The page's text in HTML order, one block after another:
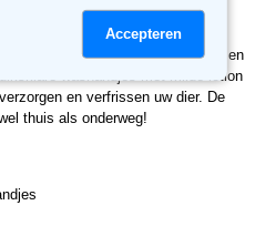
of bij de dagelijkse
reiniging van de vacht, poten en
washandjes met milde lotion
en verfrissen uw dier. De
thuis als onderweg!
Accepteren